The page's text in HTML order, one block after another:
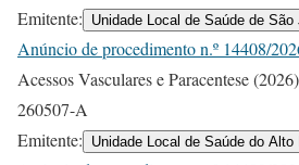
Emitente:
Unidade Local de Saúde de
Anúncio de procedimento n.º 14408/
Acessos Vasculares e Paracentese
260507-A
Emitente:
Unidade Local de Saúde do